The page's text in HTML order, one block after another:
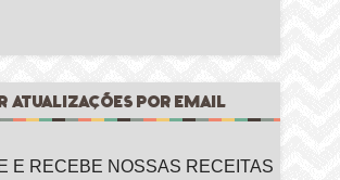
ATUALIZAÇÕES POR EMAIL
E RECEBE NOSSAS RECEITAS